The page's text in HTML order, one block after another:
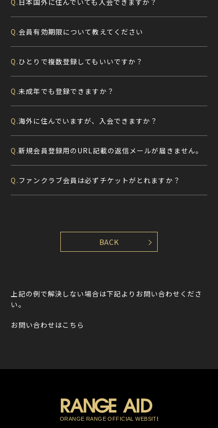
Q.
Q.会員有効期限について教えてください
Q.ひとりで複数登録してもいいですか？
Q.未成年でも登録できますか？
Q.海外に住んでいますが、入会できますか？
Q.新規会員登録用のURL記載の返信メールが届きません。
Q. ファンクラブ会員は必ずチケットがとれますか？
上記の例で解決しない場合は下記よりお問い合わせくださ
い。
お問い合わせはこちら